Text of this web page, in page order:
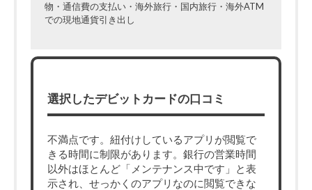
物・通信費の支払い・海外旅行・国内旅行・海外ATM
での現地通貨引き出し
選択したデビットカードの口コミ
不満点です。紐付けしているアプリが閲覧で
きる時間に制限があります。銀行の営業時間
以外はほとんど「メンテナンス中です」と表
示され、せっかくのアプリなのに閲覧できな